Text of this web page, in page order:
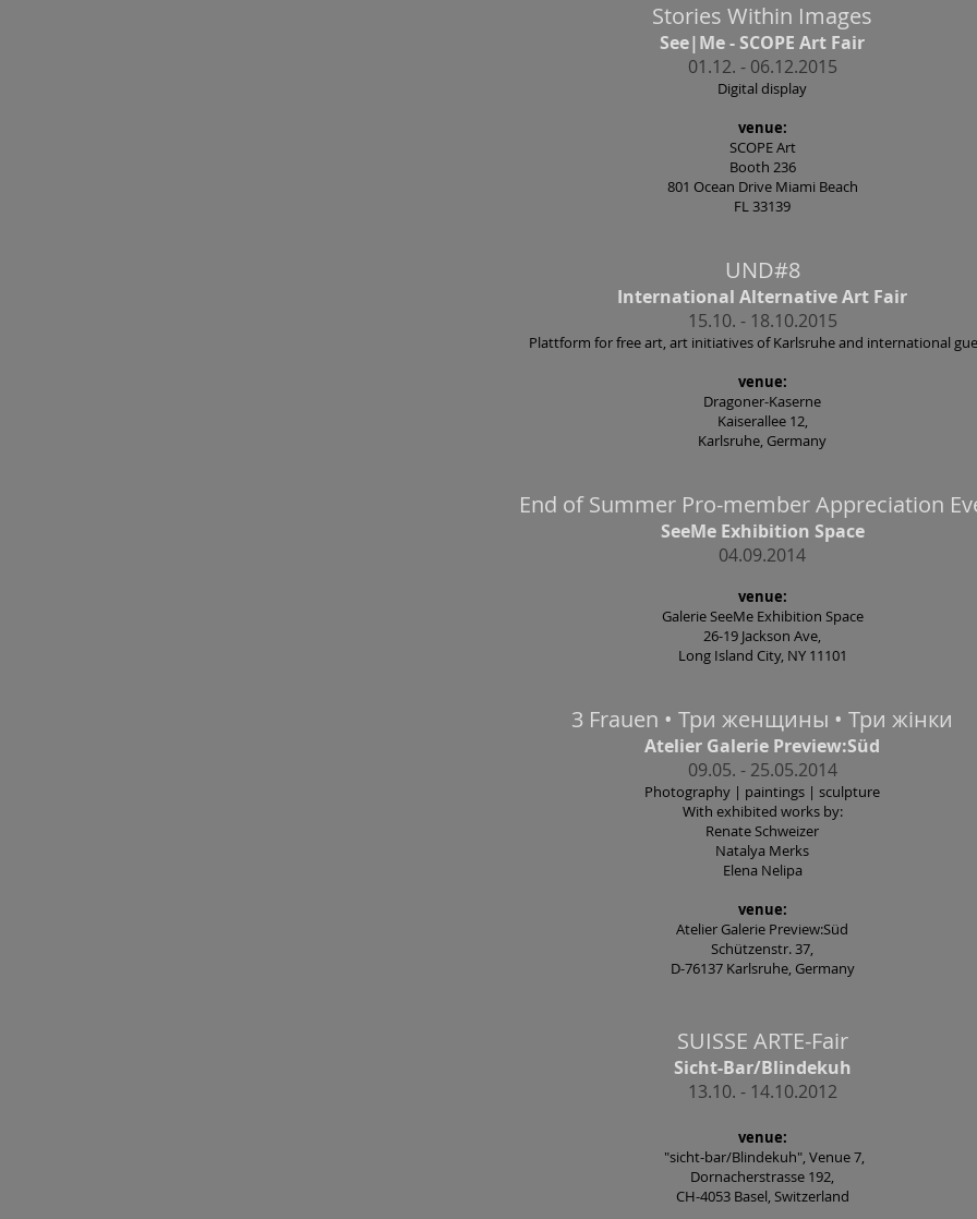
Stories Within Images
See|Me - SCOPE Art Fair
01.12. - 06.12.2015
Digital display
venue:
SCOPE Art
Booth 236
801 Ocean Drive Miami Beach
FL 33139
UND#8
International Alternative Art Fair
15.10. - 18.10.2015
Plattform for free art, art initiatives of Karlsruhe and international
venue:
Dragoner-Kaserne
Kaiserallee 12,
Karlsruhe, Germany
End of Summer Pro-member Appreciation
SeeMe Exhibition Space
04.09.2014
venue:
Galerie SeeMe Exhibition Space
26-19 Jackson Ave,
Long Island City, NY 11101
3 Frauen • Три женщины • Три жінки
Atelier Galerie Preview:Süd
09.05. - 25.05.2014
Photography | paintings | sculpture
With exhibited works by:
Renate Schweizer
Natalya Merks
Elena Nelipa
venue:
Atelier Galerie Preview:Süd
Schützenstr. 37,
D-76137 Karlsruhe, Germany
SUISSE ARTE-Fair
Sicht-Bar/Blindekuh
13.10. - 14.10.2012
venue:
"sicht-bar/Blindekuh", Venue 7,
Dornacherstrasse 192,
CH-4053 Basel, Switzerland